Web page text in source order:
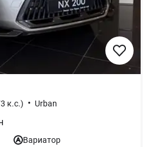
к.с.) • Urban
Вариатор